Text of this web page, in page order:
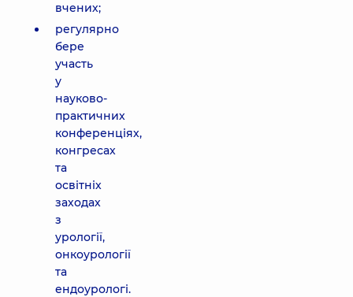
вчених;
регулярно
бере
участь
у
науково-
практичних
конференціях,
конгресах
та
освітніх
заходах
з
урології,
онкоурології
та
ендоурологі.